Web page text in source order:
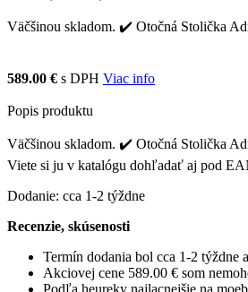
Väčšinou skladom. ✔️ Otočná Stolička
589.00 € s DPH Viac info
Popis produktu
Väčšinou skladom. ✔️ Otočná Stolička
Viete si ju v katalógu dohľadať aj pod
Dodanie: cca 1-2 týždne
Recenzie, skúsenosti
Termín dodania bol cca 1-2 týždne
Akciovej cene 589.00 € som
Podľa heureky najlacnejšie na